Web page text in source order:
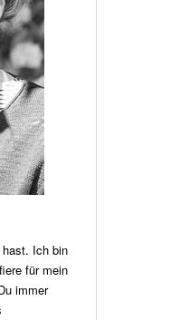
Ich bin
für mein
immer